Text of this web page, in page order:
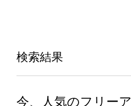
検索結果
今、人気のフリー